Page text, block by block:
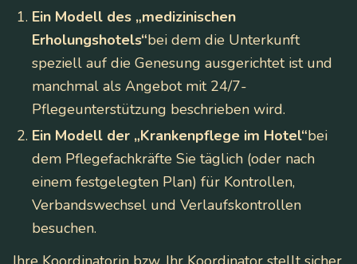
Ein Modell des „medizinischen
Erholungshotels“bei dem die Unterkunft
speziell auf die Genesung ausgerichtet ist und
manchmal als Angebot mit 24/7-
Pflegeunterstützung beschrieben wird.
Ein Modell der „Krankenpflege im Hotel“bei
dem Pflegefachkräfte Sie täglich (oder nach
einem festgelegten Plan) für Kontrollen,
Verbandswechsel und Verlaufskontrollen
besuchen.